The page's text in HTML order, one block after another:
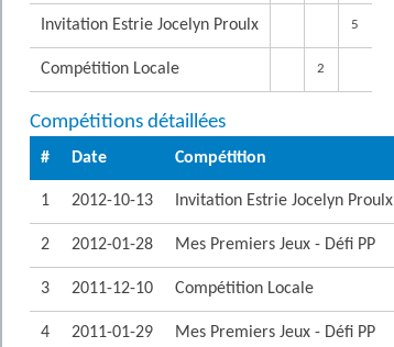
Invitation Estrie Jocelyn Proulx 5
Compétition Locale 2
Compétitions détaillées
# Date Compétition
1 2012-10-13 Invitation Estrie Jocelyn Proulx
2 2012-01-28 Mes Premiers Jeux - Défi PP
3 2011-12-10 Compétition Locale
4 2011-01-29 Mes Premiers Jeux - Défi PP